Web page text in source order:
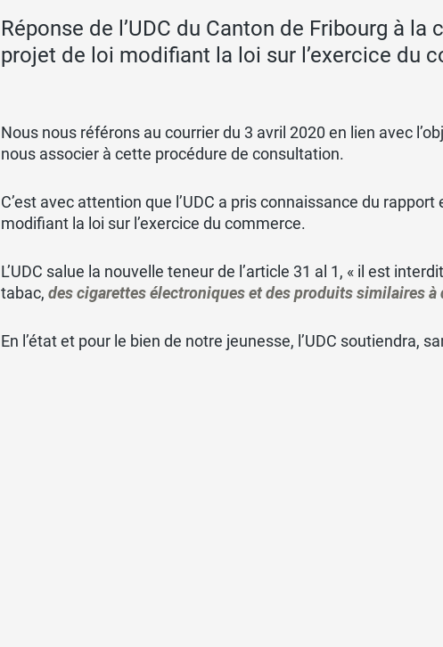
Réponse de l’UDC du Canton de Fribourg à
projet de loi modifiant la loi sur l’exercice du
Nous nous référons au courrier du 3 avril 2020 en lien avec
nous associer à cette procédure de consultation.
C’est avec attention que l’UDC a pris connaissance du
modifiant la loi sur l’exercice du commerce.
L’UDC salue la nouvelle teneur de l’article 31 al 1, « il est
tabac,des cigarettes électroniques et des produits similaires à
En l’état et pour le bien de notre jeunesse, l’UDC soutiendra,